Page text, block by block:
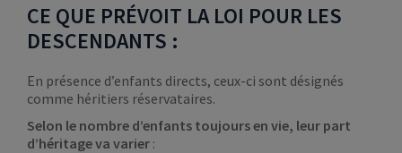
CE QUE PRÉVOIT LA LOI POUR LES
DESCENDANTS :
En présence d’enfants directs, ceux-ci sont désignés
comme héritiers réservataires.
Selon le nombre d’enfants toujours en vie, leur part
d’héritage va varier :